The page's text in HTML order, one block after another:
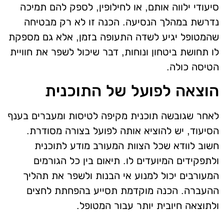
סיעודי ילווה אותם, או לחילופין, לספק להם תמיכה
נדרשת במהלך הנסיעה. הכנה זו לא רק מבטיחה
שהמטופל יגיע לשדה התעופה בזמן, אלא גם מספקת
לו תחושת ביטחון ונוחות, דבר שיכול לשפר את חוויית
הטיסה כולה.
הוצאה לפועל של התוכנית
לאחר שגובשה תוכנית מקיפה לטיסות ומעברים בענף
הסיעוד, יש להוציא אותה לפועל בצורה מסודרת.
חשוב לוודא שכל הצוות המעורב מודע לתוכנית
ולתפקידים המיועדים לו. תיאום בין כל הגורמים
המעורבים יכול למנוע אי הבנות ולשפר את תהליך
ההעברה. הכנה מוקדמת תסייע בהפחתת לחצים
ולתוצאה חיובית יותר עבור המטופל.